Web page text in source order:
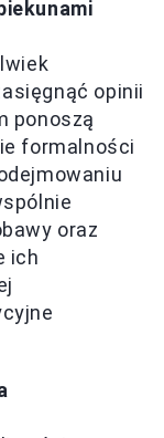
opinii
ponoszą
formalności
oraz
ich